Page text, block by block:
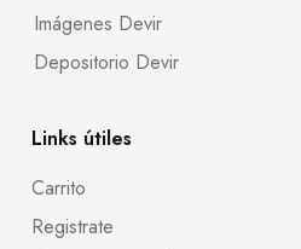
Imágenes Devir
Depositorio Devir
Links útiles
Carrito
Registrate